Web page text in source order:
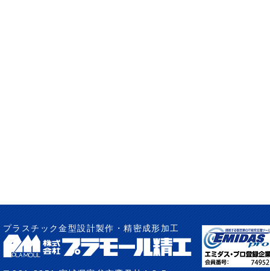
プラスチック金型設計製作・精密成形加工